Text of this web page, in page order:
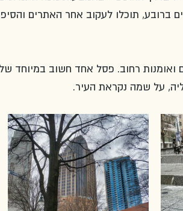
ברובע, תוכלו לעקוב אחר האתרים
ואומנות רחוב. פסל אחד חשוב במיוחד
על שמה נקראת העיר.